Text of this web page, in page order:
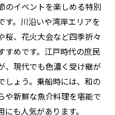
のイベントを楽しめる特別
す。川沿いや湾岸エリアを
桜、花火大会など四季折々
すめです。江戸時代の庶民
、現代でも色濃く受け継が
しょう。乗船時には、和の
や新鮮な魚介料理を堪能で
も人気があります。